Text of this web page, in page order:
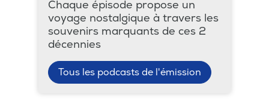
Chaque épisode propose un
voyage nostalgique à travers les
souvenirs marquants de ces 2
décennies
Tous les podcasts de l'émission